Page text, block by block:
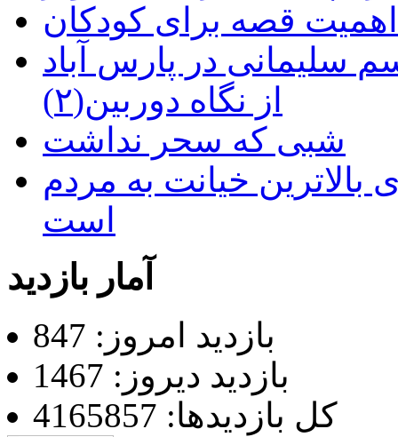
سلیمانی در پارس آباد
از نگاه دوربین(۲)
شبی که سحر نداشت
خیانت به مردم
است
آمار بازدید
بازدید امروز: 847
بازدید دیروز: 1467
کل بازدیدها: 4165857